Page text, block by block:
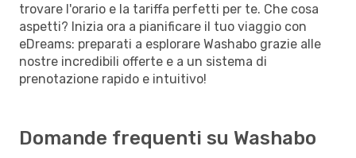
trovare l'orario e la tariffa perfetti per te. Che cosa
aspetti? Inizia ora a pianificare il tuo viaggio con
eDreams: preparati a esplorare Washabo grazie alle
nostre incredibili offerte e a un sistema di
prenotazione rapido e intuitivo!
Domande frequenti su Washabo